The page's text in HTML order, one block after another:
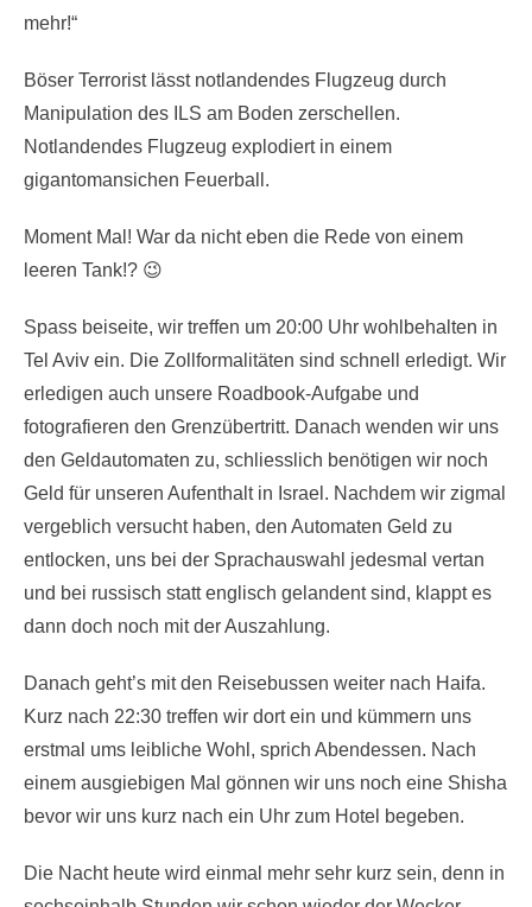
mehr!“
Böser Terrorist lässt notlandendes Flugzeug durch
Manipulation des ILS am Boden zerschellen.
Notlandendes Flugzeug explodiert in einem
gigantomansichen Feuerball.
Moment Mal! War da nicht eben die Rede von einem
leeren Tank!? 😉
Spass beiseite, wir treffen um 20:00 Uhr wohlbehalten in
Tel Aviv ein. Die Zollformalitäten sind schnell erledigt. Wir
erledigen auch unsere Roadbook-Aufgabe und
fotografieren den Grenzübertritt. Danach wenden wir uns
den Geldautomaten zu, schliesslich benötigen wir noch
Geld für unseren Aufenthalt in Israel. Nachdem wir zigmal
vergeblich versucht haben, den Automaten Geld zu
entlocken, uns bei der Sprachauswahl jedesmal vertan
und bei russisch statt englisch gelandent sind, klappt es
dann doch noch mit der Auszahlung.
Danach geht’s mit den Reisebussen weiter nach Haifa.
Kurz nach 22:30 treffen wir dort ein und kümmern uns
erstmal ums leibliche Wohl, sprich Abendessen. Nach
einem ausgiebigen Mal gönnen wir uns noch eine Shisha
bevor wir uns kurz nach ein Uhr zum Hotel begeben.
Die Nacht heute wird einmal mehr sehr kurz sein, denn in